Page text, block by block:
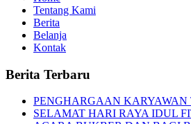
Tentang Kami
Berita
Belanja
Kontak
Berita Terbaru
PENGHARGAAN KARYAWAN
SELAMAT HARI RAYA IDUL